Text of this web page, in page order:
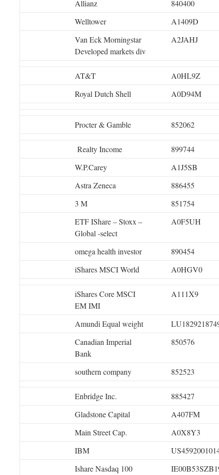
Allianz
840400
Welltower
A1409D
Van Eck Morningstar
Developed markets div
A2JAHJ
AT&T
A0HL9Z
Royal Dutch Shell
A0D94M
Procter & Gamble 852062
Realty Income
899744
W.P.Carey
A1J5SB
Astra Zeneca
886455
3 M
851754
ETF IShare – Stoxx –
Global -select
A0F5UH
omega health investor
890454
iShares MSCI World
A0HGV0
iShares Core MSCI
EM IMI
A111X9
Amundi Equal weight
Canadian Imperial
Bank
850576
southern company 852523
Enbridge Inc.
885427
Gladstone Capital
A407FM
Main Street Cap.
A0X8Y3
IBM
Ishare Nasdaq 100